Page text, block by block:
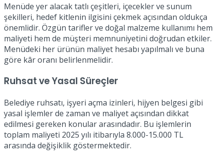
Menüde yer alacak tatlı çeşitleri, içecekler ve sunum
şekilleri, hedef kitlenin ilgisini çekmek açısından oldukça
önemlidir. Özgün tarifler ve doğal malzeme kullanımı hem
maliyeti hem de müşteri memnuniyetini doğrudan etkiler.
Menüdeki her ürünün maliyet hesabı yapılmalı ve buna
göre kâr oranı belirlenmelidir.
Ruhsat ve Yasal Süreçler
Belediye ruhsatı, işyeri açma izinleri, hijyen belgesi gibi
yasal işlemler de zaman ve maliyet açısından dikkat
edilmesi gereken konular arasındadır. Bu işlemlerin
toplam maliyeti 2025 yılı itibarıyla 8.000-15.000 TL
arasında değişiklik göstermektedir.